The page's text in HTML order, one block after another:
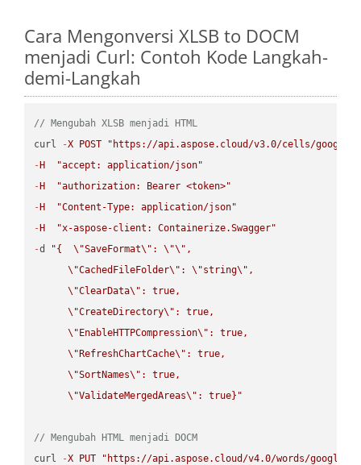
Cara Mengonversi XLSB to DOCM
menjadi Curl: Contoh Kode Langkah-
demi-Langkah
// Mengubah XLSB menjadi HTML
curl
-X POST
"https://api.aspose.cloud/v3.0/cells/
- H
"accept: application/json"
- H
"authorization: Bearer <token>"
- H
"Content-Type: application/json"
- H
"x-aspose-client: Containerize.Swagger"
-d "{ \"SaveFormat\" : \"\" ,
\"CachedFileFolder\" : \"string\" ,
\"ClearData\" : true,
\"CreateDirectory\" : true,
\" EnableHTTPCompression\" : true,
\" RefreshChartCache\" : true,
\"SortNames\" : true,
\"ValidateMergedAreas\" : true}"
// Mengubah HTML menjadi DOCM
curl
-X PUT
"https://api.aspose.cloud/v4.0/words/